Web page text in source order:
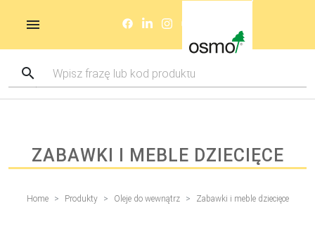
ZABAWKI I MEBLE DZIECIĘCE
Home Produkty Oleje do wewnątrz Zabawki i meble dziecięce